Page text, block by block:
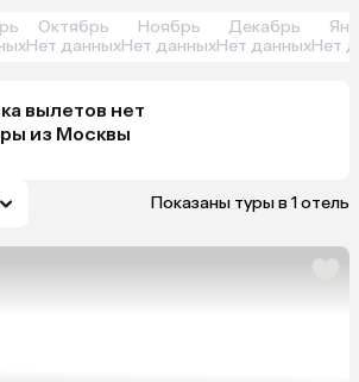
Октябрь
Нет данных
Ноябрь
Нет данных
Декабрь
Нет данныхНет
вылетов нет
из Москвы
Показаны туры в 1 отель